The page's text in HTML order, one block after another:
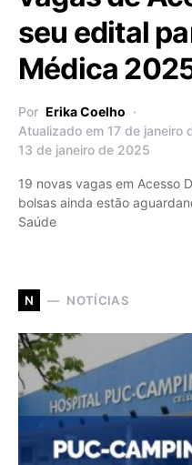
seu edital
Médica
Por Erika Coelho
Atualizado em 17 de janeiro
13 de janeiro de 2025
19 novas vagas em Acesso
bolsas ainda estão
Saúde
N NOTÍCIAS